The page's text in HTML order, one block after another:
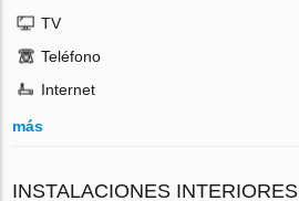
TV
Teléfono
Internet
más
INSTALACIONES INTERIORES